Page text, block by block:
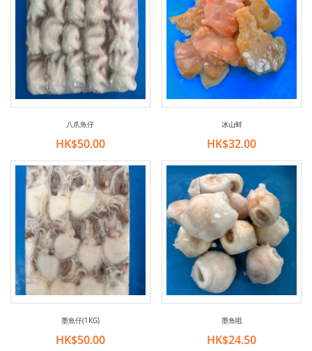
八爪魚仔
HK$50.00
冰山蚌
HK$32.00
墨魚仔(1KG)
HK$50.00
墨魚咀
HK$24.50